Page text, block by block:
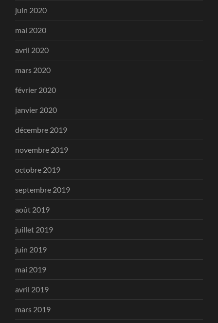
juin 2020
mai 2020
avril 2020
mars 2020
février 2020
janvier 2020
décembre 2019
novembre 2019
octobre 2019
septembre 2019
août 2019
juillet 2019
juin 2019
mai 2019
avril 2019
mars 2019